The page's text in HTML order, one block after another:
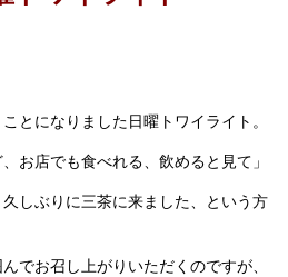
とになりました日曜トワイライト。
お店でも食べれる、飲めると見て」
しぶりに三茶に来ました、という方
でお召し上がりいただくのですが、